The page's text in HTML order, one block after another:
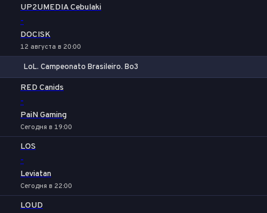
UP2UMEDIA Cebulaki
-
DOCISK
12 августа в 20:00
LoL. Campeonato Brasileiro. Bo3
RED Canids
-
PaiN Gaming
Сегодня в 19:00
LOS
-
Leviatan
Сегодня в 22:00
LOUD